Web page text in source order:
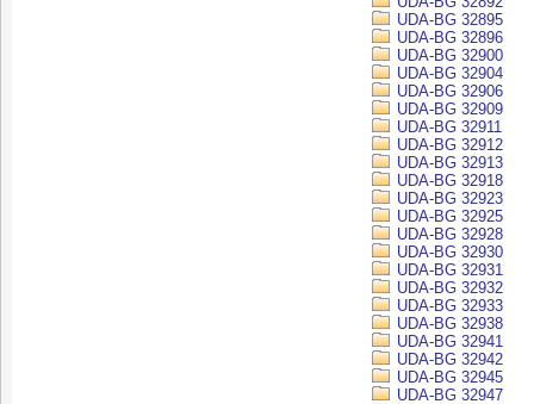
UDA-BG 32895
UDA-BG 32896
UDA-BG 32900
UDA-BG 32904
UDA-BG 32906
UDA-BG 32909
UDA-BG 32911
UDA-BG 32912
UDA-BG 32913
UDA-BG 32918
UDA-BG 32923
UDA-BG 32925
UDA-BG 32928
UDA-BG 32930
UDA-BG 32931
UDA-BG 32932
UDA-BG 32933
UDA-BG 32938
UDA-BG 32941
UDA-BG 32942
UDA-BG 32945
UDA-BG 32947